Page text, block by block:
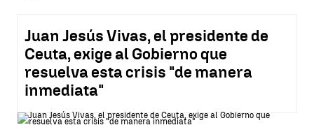
Juan Jesús Vivas, el presidente de
Ceuta, exige al Gobierno que
resuelva esta crisis "de manera
inmediata"